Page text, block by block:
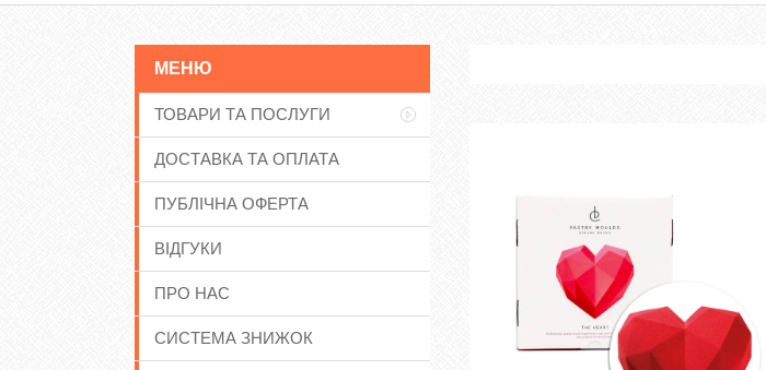
ТОВАРИ ТА ПОСЛУГИ
ДОСТАВКА ТА ОПЛАТА
ПУБЛІЧНА ОФЕРТА
ВІДГУКИ
ПРО НАС
СИСТЕМА ЗНИЖОК